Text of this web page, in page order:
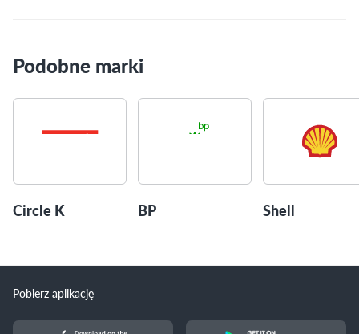
Podobne marki
Circle K BP Shell
Pobierz aplikację